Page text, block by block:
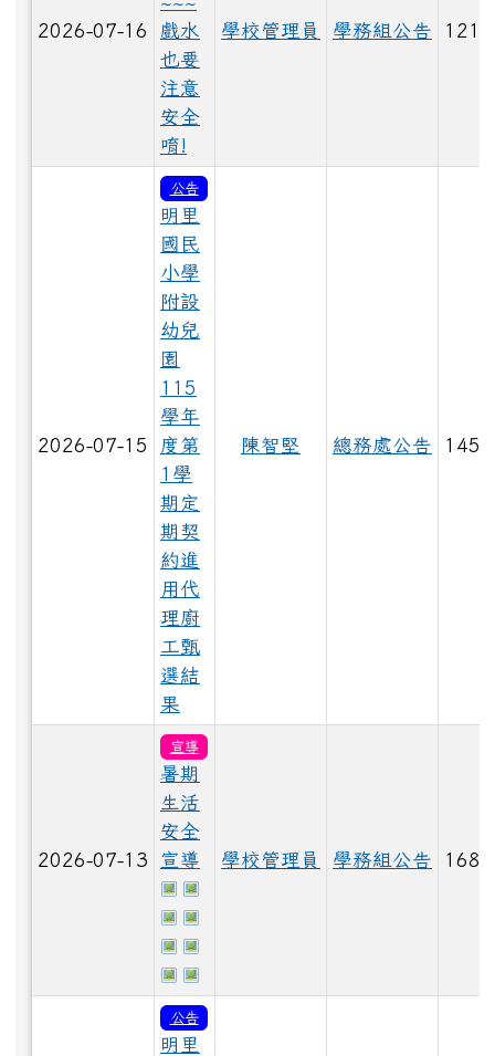
LINE_ALBUM_1150528大頭照_260529_109.jpg
LINE_ALBUM_1150528大頭照_260529_96.jpg
LINE_ALBUM_1150528大頭照_260529_97.jpg
LINE_ALBUM_1150528大頭照_260529_81.jpg
LINE_ALBUM_1150529_260603_60.jpg
LINE_ALBUM_1150529_260603_18.jpg
LINE_ALBUM_1150529_260603_28.jpg
LINE_ALBUM_1150529_260603_11.jpg
Gemini_Generated_Image_a8tuv4a8tuv4a8tu.png
LINE_ALBUM_1150529_260603_15.jpg
LINE_ALBUM_1150529_260603_21.jpg
2026-07-16
戲水
也要
注意
安全
唷!
學校管理員 學務組公告 121
2026-07-15
公告
明里
國民
小學
附設
幼兒
園
115
學年
度第
1學
期定
期契
約進
用代
理廚
工甄
選結
果
陳智堅 總務處公告 145
2026-07-13
宣導
暑期
生活
安全
宣導
於彈跳視窗觀看：螢幕擷取畫面
於彈跳視窗觀看：螢幕擷取畫面
於彈跳視窗觀看：螢幕擷取畫面
於彈跳視窗觀看：螢幕擷取畫面
學校管理員 學務組公告 168
公告
明里